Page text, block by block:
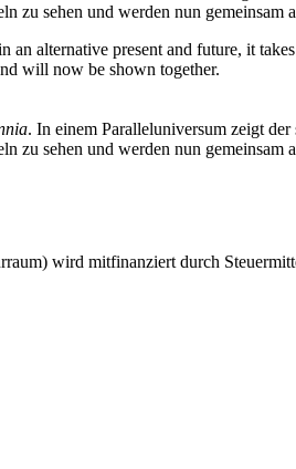
zu sehen und werden nun gemeinsam
an alternative present and future, it
will now be shown together.
. In einem Paralleluniversum zeigt
zu sehen und werden nun gemeinsam
wird mitfinanziert durch